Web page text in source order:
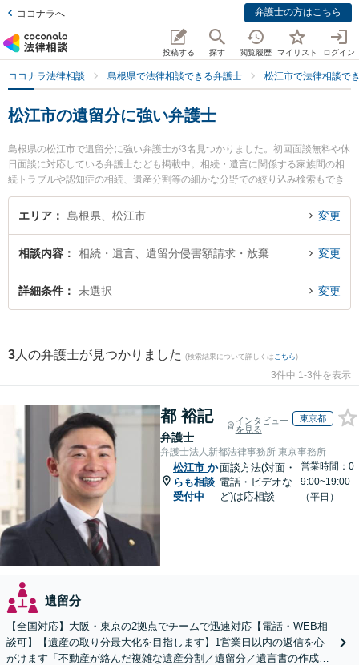
ココナラへ 弁護士の方はこちら
投稿する 探す 閲覧履歴 マイリスト ログイン
ココナラ法律相談 島根県で法律相談できる弁護士 松江市で法律相談で
松江市の遺留分に強い弁護士
島根県の松江市で遺留分に強い弁護士が3名見つかりました。初回面談無料や休
日面談に対応している弁護士なども掲載中。相続・遺言に関係する家族間の相
続トラブルや認知症の相続、遺産分割等の細かな分野での絞り込み検索もでき
便利です。特に長坂法律事務所の長坂 正弁護士やなかがわ法律事務所の中川 修
一弁護士、松江桜法律事務所の永野 茜弁護士のプロフィール情報や弁護士費
な近くの弁護士を検索したい』『初回相談無料で遺留分を法律相談できる松江
市内の弁護士に相談予約したい』などでお困りの相談者さんにおすすめです。
エリア 島根県、松江市 変更
相談内容 相続・遺言、遺留分侵害額請求・放棄 変更
詳細条件 未選択 変更
3 人の弁護士が見つかりました (検索結果について詳しくは こちら)
3件中 1-3件を表示
都 裕記
弁護士
インタビュー
を見る
東京都
弁護士法人新都法律事務所 東京事務所
松江市 か
らも相談
受付中
面談方法(対面・
電話・ビデオな
ど)は応相談
営業時間：0
9:00~19:00
（平日）
遺留分
【全国対応】大阪・東京の2拠点でチームで迅速対応【電話・WEB相
談可】【遺産の取り分最大化を目指します】1営業日以内の返信を心
がけます「不動産が絡んだ複雑な遺産分割／遺留分／遺言書の作成・